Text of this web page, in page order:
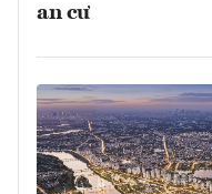
an cư